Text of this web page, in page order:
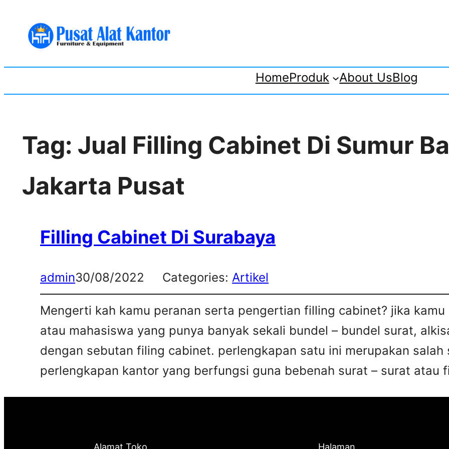
content
HomeProduk About UsBlog
Tag: Jual Filling Cabinet Di Sumur
Jakarta Pusat
Filling Cabinet Di Surabaya
admin30/08/2022 Categories: Artikel
Mengerti kah kamu peranan serta pengertian filling cabinet? jika
atau mahasiswa yang punya banyak sekali bundel – bundel surat,
dengan sebutan filing cabinet. perlengkapan satu ini merupakan salah
perlengkapan kantor yang berfungsi guna bebenah surat – surat atau
Alamat Toko Halaman